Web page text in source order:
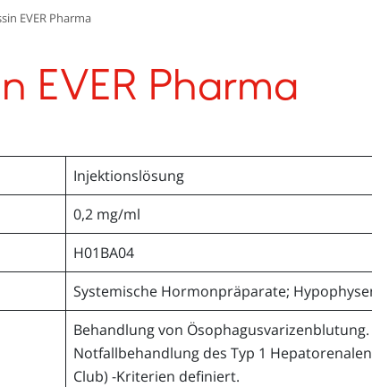
EVER Pharma
EVER Pharma
Injektionslösung
0,2 mg/ml
H01BA04
Systemische Hormonpräparate;
Behandlung von Ösophagusvarizenblutung.
Notfallbehandlung des Typ 1
Club) -Kriterien definiert.